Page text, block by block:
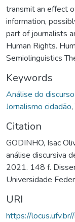
transmit an effect
information,
part of journalists
Human Rights.
Semiolinguistics
Keywords
Análise do discurso,
Jornalismo cidadão,
Citation
GODINHO, Isac
análise discursiva
2021. 148 f.
Universidade
URI
https://